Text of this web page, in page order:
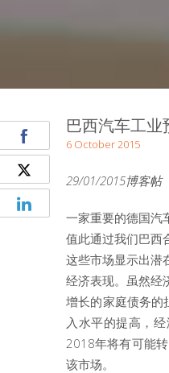
巴西汽车工业
6 October 2015
29/01/2015博客帖
一家重要的德国汽
值此通过我们巴西
这些市场显示出潜
经济表现。虽然经
增长的家庭债务的
入水平的提高，
2018年将有可能
该市场。